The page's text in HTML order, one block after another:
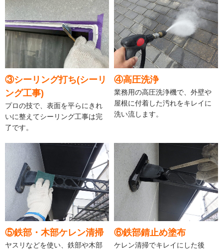
③シーリング打ち(シーリ
ング工事)
プロの技で、表面を平らにきれ
いに整えてシーリング工事は完
了です。
④高圧洗浄
業務用の高圧洗浄機で、外壁や
屋根に付着した汚れをキレイに
洗い流します。
⑤鉄部・木部ケレン清掃
ヤスリなどを使い、鉄部や木部
⑥鉄部錆止め塗布
ケレン清掃でキレイにした後